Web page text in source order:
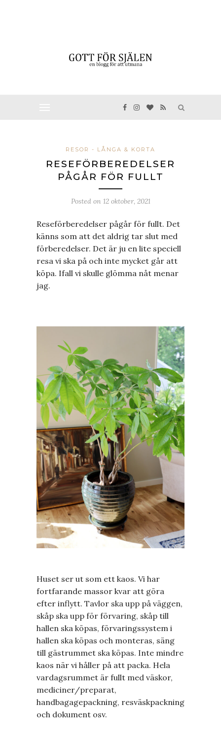
RESOR - LÅNGA & KORTA
RESEFÖRBEREDELSER
PÅGÅR FÖR FULLT
Posted on 12 oktober, 2021
Reseförberedelser pågår för fullt. Det
känns som att det aldrig tar slut med
förberedelser. Det är ju en lite speciell
resa vi ska på och inte mycket går att
köpa. Ifall vi skulle glömma nåt menar
jag.
Huset ser ut som ett kaos. Vi har
fortfarande massor kvar att göra
efter inflytt. Tavlor ska upp på väggen,
skåp ska upp för förvaring, skåp till
hallen ska köpas, förvaringssystem i
hallen ska köpas och monteras, säng
till gästrummet ska köpas. Inte mindre
kaos när vi håller på att packa. Hela
vardagsrummet är fullt med väskor,
mediciner/preparat,
handbagagepackning, resväskpackning
och dokument osv.